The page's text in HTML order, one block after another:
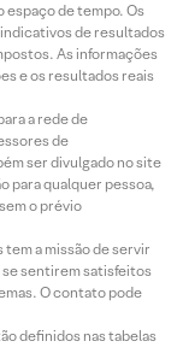
de tempo. Os
de resultados
As informações
e os resultados reais
a rede de
de
ser divulgado no site
para qualquer pessoa,
o prévio
a missão de servir
se sentirem satisfeitos
O contato pode
definidos nas tabelas